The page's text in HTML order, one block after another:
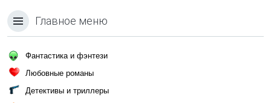
Главное меню
Фантастика и фэнтези
Любовные романы
Детективы и триллеры